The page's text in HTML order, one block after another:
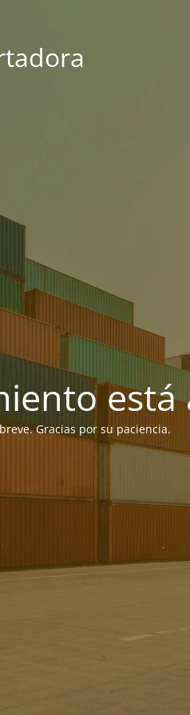
está
Gracias por su paciencia.